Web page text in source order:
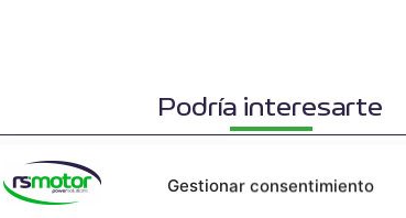
Gestionar consentimiento
Podría interesarte